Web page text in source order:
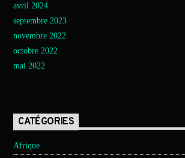
avril 2024
septembre 2023
novembre 2022
octobre 2022
mai 2022
CATÉGORIES
Afrique